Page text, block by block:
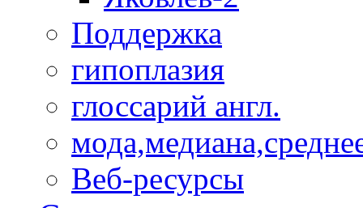
Поддержка
гипоплазия
глоссарий англ.
Веб-ресурсы